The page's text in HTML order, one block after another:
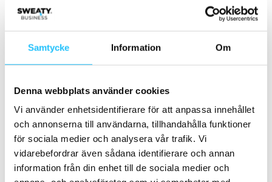
Samtycke Information Om
Denna webbplats använder cookies
Vi använder enhetsidentifierare för att anpassa innehållet
och annonserna till användarna, tillhandahålla funktioner
för sociala medier och analysera vår trafik. Vi
vidarebefordrar även sådana identifierare och annan
information från din enhet till de sociala medier och
onlineträningsmatchen –
lanserar möjligheten att ta...
det nya träningskonceptet
MX4 tillsammans med Casall...
ny chefsroll på Bosön
Andreas Paulsen lämnar rollen
som EuropeActives vd